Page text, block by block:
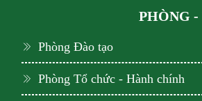
PHÒNG
Phòng Đào tạo
Phòng Tổ chức - Hành chính